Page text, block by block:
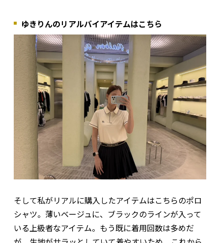
ゆきりんのリアルバイアイテムはこちら
そして私がリアルに購入したアイテムはこちらのポロ
シャツ。薄いベージュに、ブラックのラインが入って
いる上級者なアイテム。もう既に着用回数は多めだ